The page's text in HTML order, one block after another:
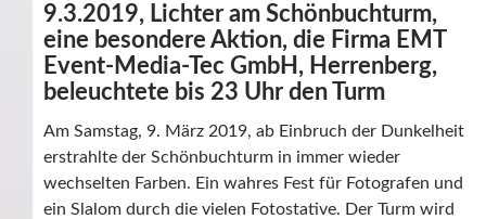
9.3.2019, Lichter am Schönbuchturm,
eine besondere Aktion, die Firma EMT
Event-Media-Tec GmbH, Herrenberg,
beleuchtete bis 23 Uhr den Turm
Am Samstag, 9. März 2019, ab Einbruch der Dunkelheit
erstrahlte der Schönbuchturm in immer wieder
wechselten Farben. Ein wahres Fest für Fotografen und
ein Slalom durch die vielen Fotostative. Der Turm wird